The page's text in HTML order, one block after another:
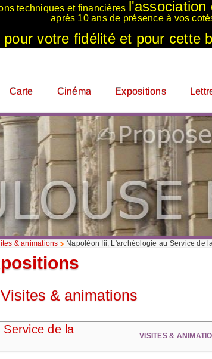
techniques et financières l'association
après 10 ans de présence à vos
pour votre fidélité et pour cette
Carte Cinéma Expositions
& animations Napoléon Iii, L'archéologie au Service de
& animations
de la
VISITES &